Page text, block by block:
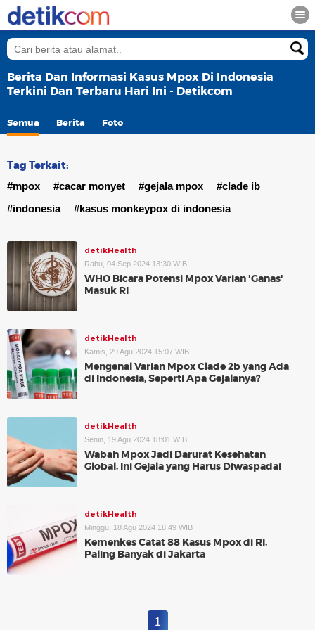
Berita Dan Informasi Kasus Mpox Di Indonesia
Terkini Dan Terbaru Hari Ini - Detikcom
Semua Berita Foto
Tag Terkait:
#mpox #cacar monyet #gejala mpox
#clade ib
#indonesia
#kasus monkeypox di indonesia
detikHealth
Rabu, 04 Sep 2024 13:30 WIB
WHO Bicara Potensi Mpox Varian 'Ganas'
Masuk RI
detikHealth
Kamis, 29 Agu 2024 15:07 WIB
Mengenal Varian Mpox Clade 2b yang Ada
di Indonesia, Seperti Apa Gejalanya?
detikHealth
Senin, 19 Agu 2024 18:01 WIB
Wabah Mpox Jadi Darurat Kesehatan
Global, Ini Gejala yang Harus Diwaspadai
detikHealth
Minggu, 18 Agu 2024 18:49 WIB
Kemenkes Catat 88 Kasus Mpox di RI,
Paling Banyak di Jakarta
1